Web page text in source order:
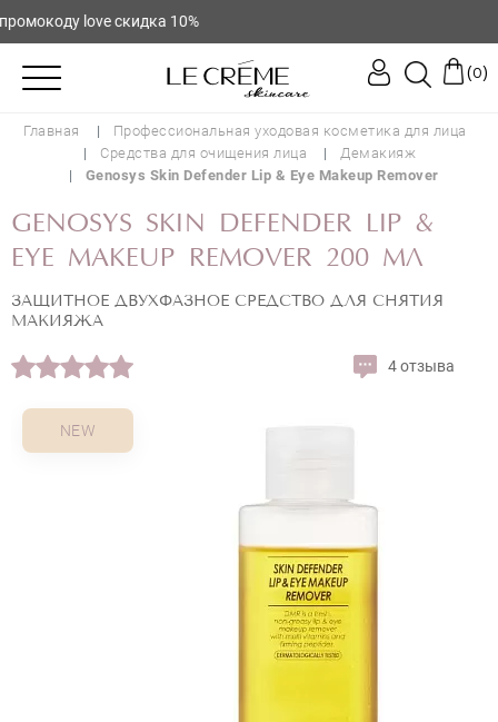
love скидка 10%
(0)
Главная
Профессиональная уходовая косметика для лица
Средства для очищения лица
Демакияж
Genosys Skin Defender Lip & Eye Makeup Remover
GENOSYS SKIN DEFENDER LIP &
EYE MAKEUP REMOVER 200 МЛ
ЗАЩИТНОЕ ДВУХФАЗНОЕ СРЕДСТВО ДЛЯ СНЯТИЯ
МАКИЯЖА
4 отзыва
NEW